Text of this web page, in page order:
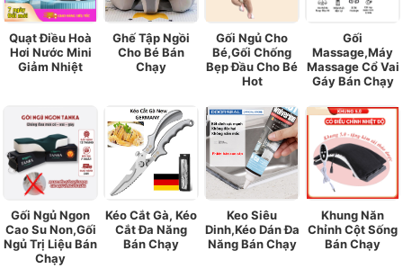
Quạt Điều Hoà
Hơi Nước Mini
Giảm Nhiệt
Ghế Tập Ngồi
Cho Bé Bán
Chạy
Gối Ngủ Cho
Bé,Gối Chống
Bẹp Đầu Cho Bé
Hot
Gối
Massage,Máy
Massage Cổ Vai
Gáy Bán Chạy
Gối Ngủ Ngon
Cao Su Non,Gối
Ngủ Trị Liệu Bán
Chạy
Kéo Cắt Gà, Kéo
Cắt Đa Năng
Bán Chạy
Keo Siêu
Dinh,Kéo Dán Đa
Năng Bán Chạy
Khung Năn
Chỉnh Cột Sống
Bán Chạy